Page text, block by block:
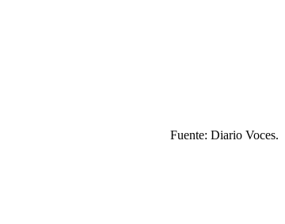
Fuente: Diario Voces.